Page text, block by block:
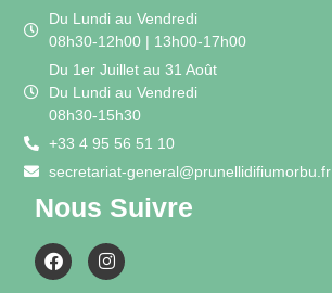
Du Lundi au Vendredi
08h30-12h00 | 13h00-17h00
Du 1er Juillet au 31 Août
Du Lundi au Vendredi
08h30-15h30
+33 4 95 56 51 10
secretariat-general@prunellidifiumorbu.fr
Nous Suivre